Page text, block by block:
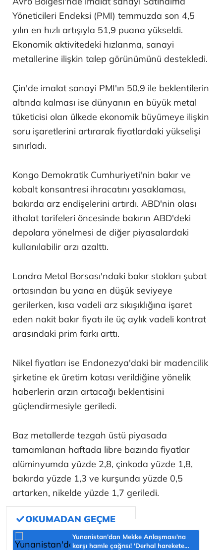
Yöneticileri Endeksi (PMI) temmuzda son 4,5
yılın en hızlı artışıyla 51,9 puana yükseldi.
Ekonomik aktivitedeki hızlanma, sanayi
metallerine ilişkin talep görünümünü destekledi.
Çin'de imalat sanayi PMI'ın 50,9 ile beklentilerin
altında kalması ise dünyanın en büyük metal
tüketicisi olan ülkede ekonomik büyümeye ilişkin
soru işaretlerini artırarak fiyatlardaki yükselişi
sınırladı.
Kongo Demokratik Cumhuriyeti'nin bakır ve
kobalt konsantresi ihracatını yasaklaması,
bakırda arz endişelerini artırdı. ABD'nin olası
ithalat tarifeleri öncesinde bakırın ABD'deki
depolara yönelmesi de diğer piyasalardaki
kullanılabilir arzı azalttı.
Londra Metal Borsası'ndaki bakır stokları şubat
ortasından bu yana en düşük seviyeye
gerilerken, kısa vadeli arz sıkışıklığına işaret
eden nakit bakır fiyatı ile üç aylık vadeli kontrat
arasındaki prim farkı arttı.
Nikel fiyatları ise Endonezya'daki bir madencilik
şirketine ek üretim kotası verildiğine yönelik
haberlerin arzın artacağı beklentisini
güçlendirmesiyle geriledi.
Baz metallerde tezgah üstü piyasada
tamamlanan haftada libre bazında fiyatlar
alüminyumda yüzde 2,8, çinkoda yüzde 1,8,
bakırda yüzde 1,3 ve kurşunda yüzde 0,5
artarken, nikelde yüzde 1,7 geriledi.
Yunanistan'dan Mekke Anlaşması'na
karşı hamle çağrısı! 'Derhal harekete